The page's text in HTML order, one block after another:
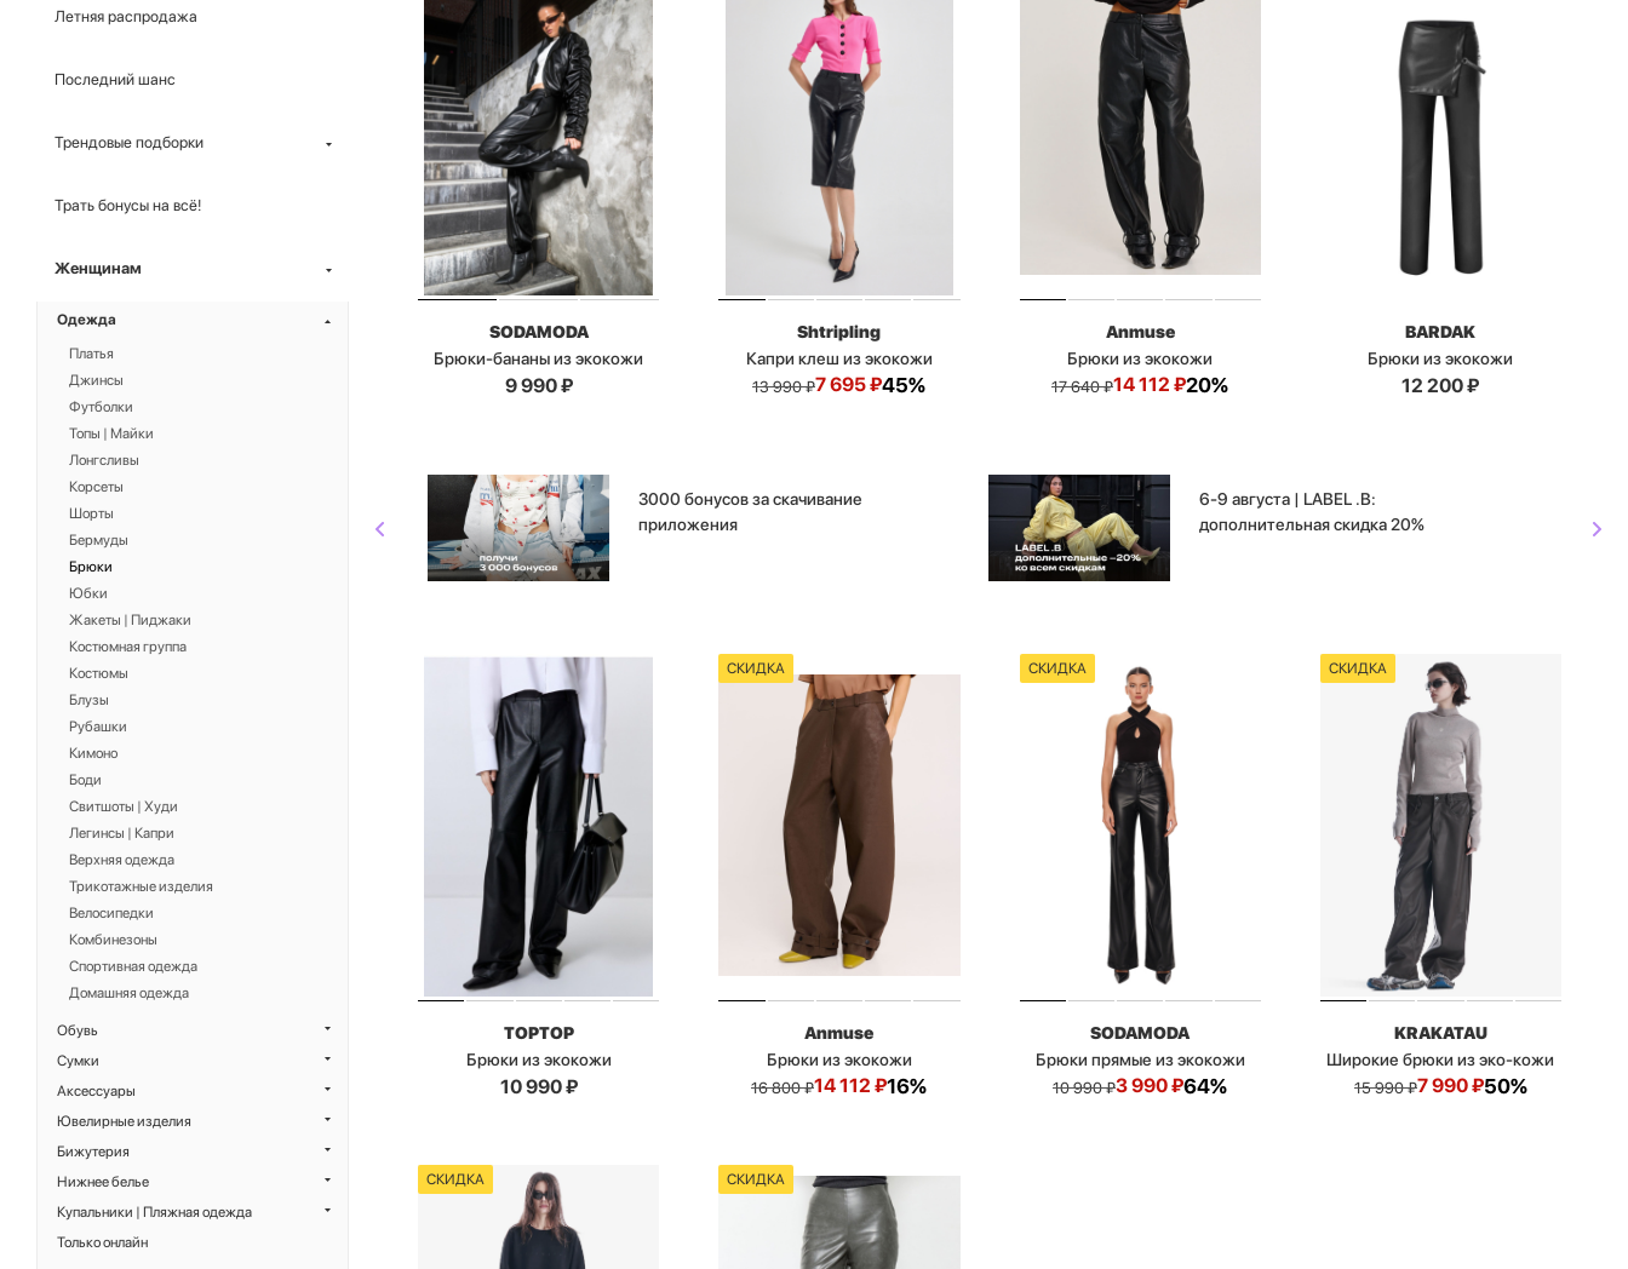
SODAMODA
Брюки-бананы из экокожи
9 990₽
Shtripling
Капри клеш из экокожи
13 990₽7 695₽45%
Anmuse
Брюки из экокожи
17 640₽14 112 ₽20%
BARDAK
Брюки из экокожи
12 200₽
3000 бонусов за скачивание
приложения
6-9 августа | LABEL .B:
дополнительная скидка 20%
TOPTOP
Брюки из экокожи
10 990₽
СКИДКА
Anmuse
Брюки из экокожи
16 800₽14 112 ₽16%
СКИДКА
SODAMODA
Брюки прямые из экокожи
10 990₽3 990₽64%
СКИДКА
KRAKATAU
Широкие брюки из эко-кожи
15 990₽7 990₽50%
СКИДКА СКИДКА
Летняя распродажа
Последний шанс
Трендовые подборки
Трать бонусы на всё!
Женщинам
Одежда
Платья
Джинсы
Футболки
Топы | Майки
Лонгсливы
Корсеты
Шорты
Бермуды
Брюки
Юбки
Жакеты | Пиджаки
Костюмная группа
Костюмы
Блузы
Рубашки
Кимоно
Боди
Свитшоты | Худи
Легинсы | Капри
Верхняя одежда
Трикотажные изделия
Велосипедки
Комбинезоны
Спортивная одежда
Домашняя одежда
Обувь
Сумки
Аксессуары
Ювелирные изделия
Бижутерия
Нижнее белье
Купальники | Пляжная одежда
Только онлайн